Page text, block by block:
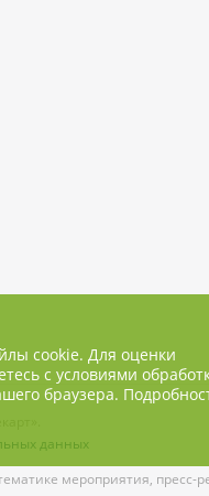
данных
мероприятия, пресс-
cookie. Для оценки
с условиями
браузера.